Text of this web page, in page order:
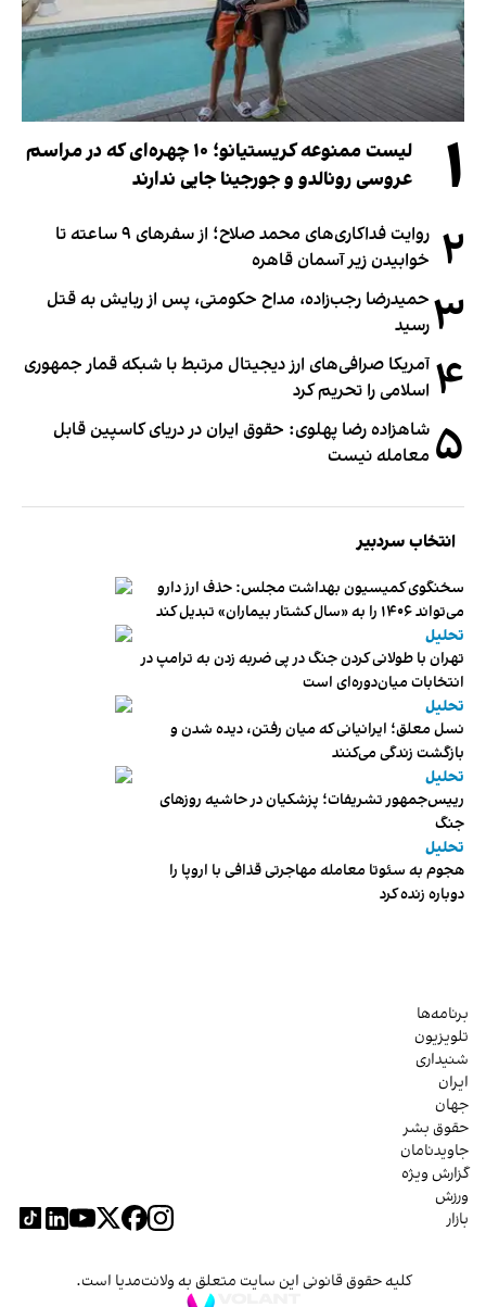
۱
لیست ممنوعه کریستیانو؛ ۱۰ چهره‌ای که در مراسم
عروسی رونالدو و جورجینا جایی ندارند
۲
روایت فداکاری‌های محمد صلاح؛ از سفرهای ۹ ساعته تا
خوابیدن زیر آسمان قاهره
۳ حمیدرضا رجب‌زاده، مداح حکومتی، پس از ربایش به قتل
رسید
۴ آمریکا صرافی‌های ارز دیجیتال مرتبط با شبکه قمار جمهوری
اسلامی را تحریم کرد
۵ شاهزاده رضا پهلوی: حقوق ایران در دریای کاسپین قابل
معامله نیست
انتخاب سردبیر
سخنگوی کمیسیون بهداشت مجلس: حذف ارز دارو
می‌تواند ۱۴۰۶ را به «سال کشتار بیماران» تبدیل کند
تحلیل
تهران با طولانی کردن جنگ در پی ضربه زدن به ترامپ در
انتخابات میان‌دوره‌ای است
تحلیل
نسل معلق؛ ایرانیانی که میان رفتن، دیده شدن و
بازگشت زندگی می‌کنند
تحلیل
رییس‌جمهور تشریفات؛ پزشکیان در حاشیه روزهای
جنگ
تحلیل
هجوم به سئوتا معامله مهاجرتی قذافی با اروپا را
دوباره زنده کرد
برنامه‌ها
تلویزیون
شنیداری
ایران
جهان
حقوق بشر
جاویدنامان
گزارش ویژه
ورزش
بازار
کلیه حقوق قانونی این سایت متعلق به ولانت‌مدیا است.